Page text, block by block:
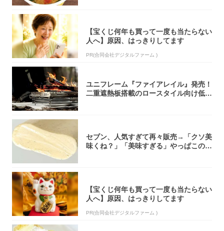
【宝くじ何年も買って一度も当たらない
人へ】原因、はっきりしてます
PR(合同会社デジタルファーム )
ユニフレーム『ファイアレイル』発売！
二重遮熱板搭載のロースタイル向け低型
セブン、人気すぎて再々販売→「クソ美
味くね？」「美味すぎる」やっぱこのク
【宝くじ何年も買って一度も当たらない
人へ】原因、はっきりしてます
PR(合同会社デジタルファーム )